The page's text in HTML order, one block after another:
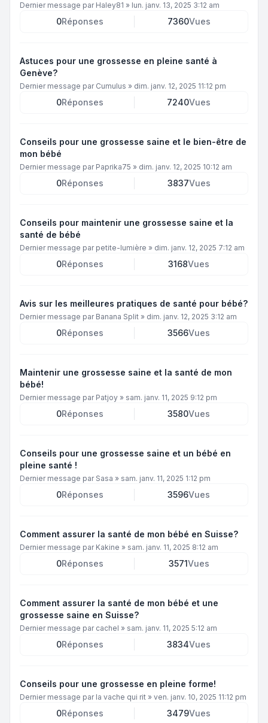
Dernier message par Haley81 » lun. janv. 13, 2025 3:12 am
0Réponses 7360Vues
Astuces pour une grossesse en pleine santé à
Genève?
Dernier message par Cumulus » dim. janv. 12, 2025 11:12 pm
0Réponses 7240Vues
Conseils pour une grossesse saine et le bien-être de
mon bébé
Dernier message par Paprika75 » dim. janv. 12, 2025 10:12 am
0Réponses 3837Vues
Conseils pour maintenir une grossesse saine et la
santé de bébé
Dernier message par petite-lumière » dim. janv. 12, 2025 7:12 am
0Réponses 3168Vues
Avis sur les meilleures pratiques de santé pour bébé?
Dernier message par Banana Split » dim. janv. 12, 2025 3:12 am
0Réponses 3566Vues
Maintenir une grossesse saine et la santé de mon
bébé!
Dernier message par Patjoy » sam. janv. 11, 2025 9:12 pm
0Réponses 3580Vues
Conseils pour une grossesse saine et un bébé en
pleine santé !
Dernier message par Sasa » sam. janv. 11, 2025 1:12 pm
0Réponses 3596Vues
Comment assurer la santé de mon bébé en Suisse?
Dernier message par Kakine » sam. janv. 11, 2025 8:12 am
0Réponses 3571Vues
Comment assurer la santé de mon bébé et une
grossesse saine en Suisse?
Dernier message par cachel » sam. janv. 11, 2025 5:12 am
0Réponses 3834Vues
Conseils pour une grossesse en pleine forme!
Dernier message par la vache qui rit » ven. janv. 10, 2025 11:12 pm
0Réponses 3479Vues